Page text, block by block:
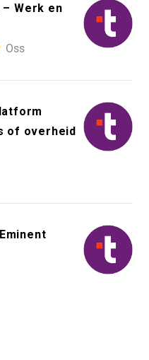
Werk en
Oss
of overheid